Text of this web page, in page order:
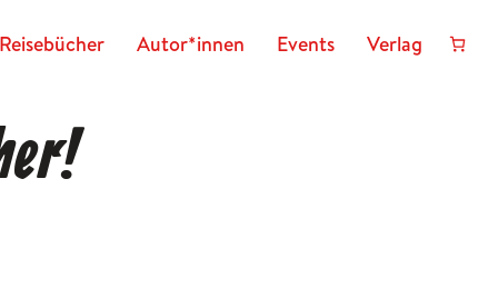
Reisebücher Autor*innen Events Verlag